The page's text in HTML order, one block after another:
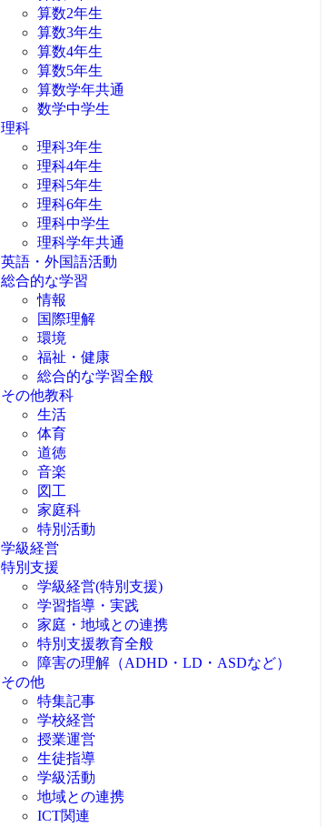
算数2年生
算数3年生
算数4年生
算数5年生
算数学年共通
数学中学生
理科
理科3年生
理科4年生
理科5年生
理科6年生
理科中学生
理科学年共通
英語・外国語活動
総合的な学習
情報
国際理解
環境
福祉・健康
総合的な学習全般
その他教科
生活
体育
道徳
音楽
図工
家庭科
特別活動
学級経営
特別支援
学級経営(特別支援)
学習指導・実践
家庭・地域との連携
特別支援教育全般
障害の理解（ADHD・LD・ASDなど）
その他
特集記事
学校経営
授業運営
生徒指導
学級活動
地域との連携
ICT関連